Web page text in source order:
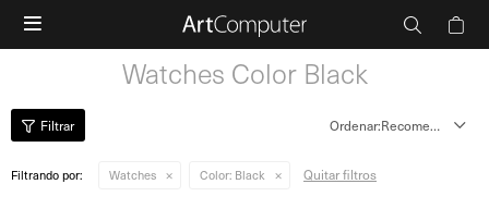

Watches Color Black
Recomendados
Filtrando por: Watches Color: Black Quitar filtros